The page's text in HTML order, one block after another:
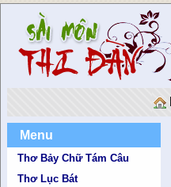
Menu
Thơ Bảy Chữ Tám Câu
Thơ Lục Bát